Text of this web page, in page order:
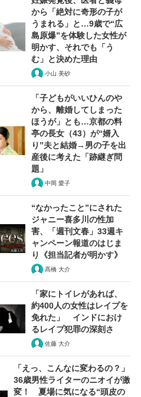
から「絶対に奇形の子が
うまれる」と…9歳で“広
島原爆”を体験した女性が
明かす、それでも「う
む」と決めた理由
小山 美砂
「子どもがいいひんのや
から、離婚してしまった
ほうが」とも…京都の料
亭の長女（43）が“婿入
り”夫と結婚→男の子を出
産後に考えた「跡継ぎ問
題」
中岡 愛子
“なかったこと”にされた
ジャニー喜多川の性加
害、「週刊文春」33週キ
ャンペーン報道のはじま
り《担当記者が明かす》
髙橋 大介
「家にトイレがあれば、
約400人の女性はレイプを
免れた」 インドにおけ
るレイプ犯罪の深刻さ
佐藤 大介
「えっ、こんなに変わるの？」
36歳男性ライターのニオイが激
変！ 夏場に気になる“頭皮の